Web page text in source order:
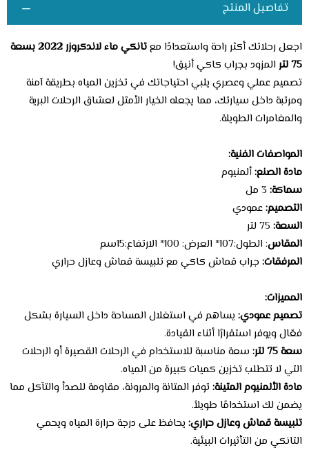
تفاصيل المنتج
اجعل رحلاتك أكثر راحة واستعدادًا مع
تانكي ماء لاندكروزر 2022 بسعة
75 لتر
المزود بجراب كاكي أنيق!
تصميم عملي وعصري يلبي احتياجاتك في تخزين المياه بطريقة آمنة
ومرتبة داخل سيارتك، مما يجعله الخيار الأمثل لعشاق الرحلات البرية
والمغامرات الطويلة.
المواصفات الفنية:
مادة الصنع:ألمنيوم
سماكة:
التصميم:عمودي
السعة:
المقاس: الطول:107* العرض: 100* الارتفاع:15سم
المرفقات: جراب قماش كاكي مع تلبيسة قماش وعازل حراري
المميزات:
تصميم عمودي: يساهم في استغلال المساحة داخل السيارة بشكل
فعّال ويوفر استقرارًا أثناء القيادة.
سعة 75 لتر:
سعة مناسبة للاستخدام في الرحلات القصيرة أو الرحلات
التي لا تتطلب تخزين كميات كبيرة من المياه.
مادة الألمنيوم المتينة: توفر المتانة والمرونة، مقاومة للصدأ والتآكل مما
يضمن لك استخدامًا طويلاً.
تلبيسة قماش وعازل حراري: يحافظ على درجة حرارة المياه ويحمي
التانكي من التأثيرات البيئية.